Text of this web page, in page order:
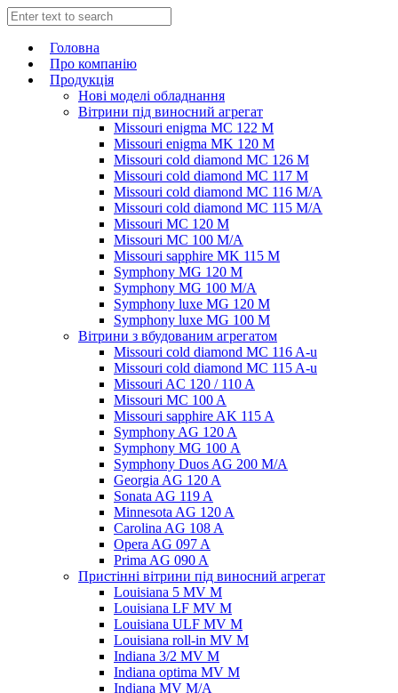
Головна
Про компанію
Продукція
Нові моделі обладнання
Вітрини під виносний агрегат
Missouri enigma MC 122 M
Missouri enigma MK 120 M
Missouri cold diamond MC 126 M
Missouri cold diamond MC 117 M
Missouri cold diamond MC 116 M/A
Missouri cold diamond MC 115 M/A
Missouri MC 120 M
Missouri MC 100 M/A
Missouri sapphire MK 115 M
Symphony MG 120 M
Symphony MG 100 M/А
Symphony luxe MG 120 M
Symphony luxe MG 100 M
Вітрини з вбудованим агрегатом
Missouri cold diamond MC 116 A-u
Missouri cold diamond MC 115 A-u
Missouri AC 120 / 110 A
Missouri MC 100 A
Missouri sapphire AK 115 A
Symphony AG 120 A
Symphony MG 100 А
Symphony Duos AG 200 M/A
Georgia AG 120 A
Sonata AG 119 A
Minnesota AG 120 A
Carolina AG 108 A
Opera AG 097 A
Prima AG 090 A
Пристінні вітрини під виносний агрегат
Louisiana 5 MV M
Louisiana LF MV M
Louisiana ULF MV M
Louisiana roll-in MV M
Indiana 3/2 MV M
Indiana optima MV M
Indiana MV M/A